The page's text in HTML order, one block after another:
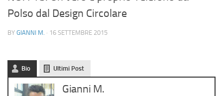
Gadget
Recensioni
Privacy
Cerca
Polso dal Design Circolare
BY GIANNI M. · 16 SETTEMBRE 2015
Bio Ultimi Post
Gianni M.